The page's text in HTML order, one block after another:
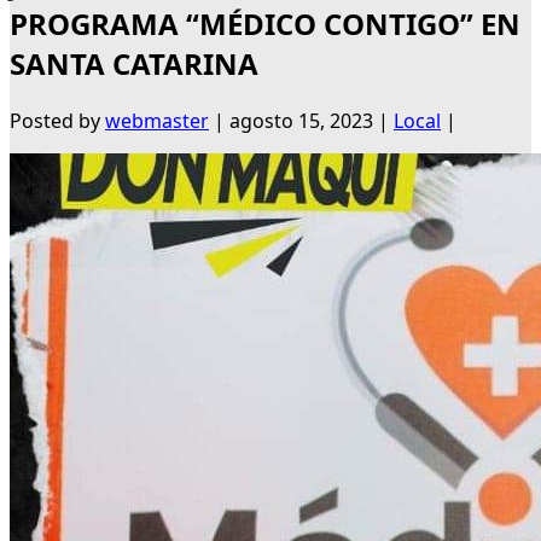
PROGRAMA “MÉDICO CONTIGO” EN
SANTA CATARINA
Posted bywebmaster | agosto 15, 2023 | Local |